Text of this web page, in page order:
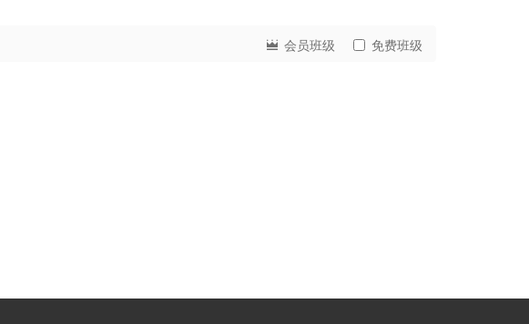
会员班级 免费班级